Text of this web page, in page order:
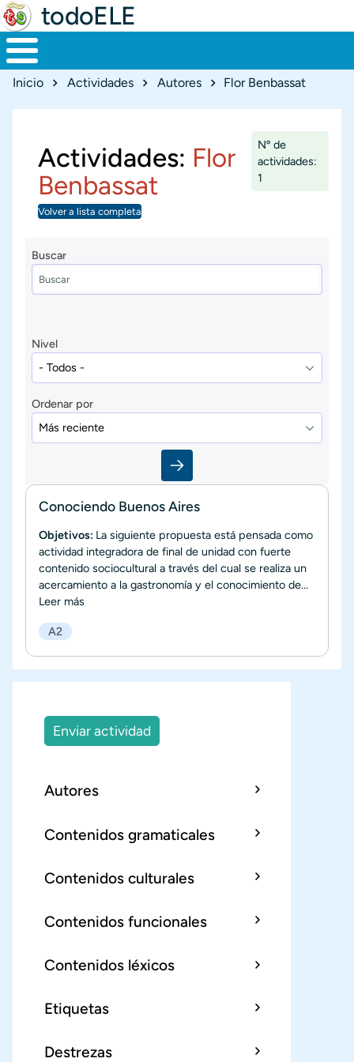
todoELE
Ruta de navegación
Inicio Actividades Autores Flor Benbassat
Actividades: Flor
Benbassat
Nº de
actividades:
1
Volver a lista completa
Buscar
Nivel
Ordenar por
Conociendo Buenos Aires
Objetivos: La siguiente propuesta está pensada como
actividad integradora de final de unidad con fuerte
contenido sociocultural a través del cual se realiza un
acercamiento a la gastronomía y el conocimiento de...
Leer más
A2
Enviar actividad
Autores
Contenidos gramaticales
Contenidos culturales
Contenidos funcionales
Contenidos léxicos
Etiquetas
Destrezas